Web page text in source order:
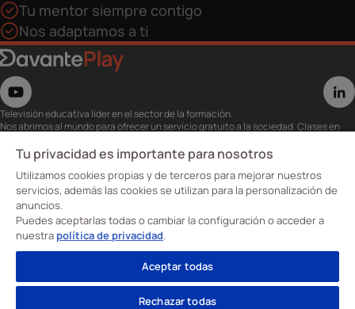
Tu mentor siempre contigo
Nos adaptamos a ti
Televisión educativa líder en el sector de la formación.
Nos abrimos al mundo para ofrecer un servicio gratuito a la sociedad. Clases en
eventos, masterclass y recursos para estudiantes…
Utiliza esta plataforma para tu formación ya seas opositor o estés formándote
para conseguir o mejorar tu empleo.
Te invitamos a conocer nuestro contenido a la carta para ver cuándo y dónde
quieras.
Davante Play. #FormaciónEnAbierto
Oposiciones
Formación profesional
Tu privacidad es importante para nosotros
Utilizamos cookies propias y de terceros para mejorar nuestros
servicios, además las cookies se utilizan para la personalización de
anuncios.
Puedes aceptarlas todas o cambiar la configuración o acceder a
nuestra política de privacidad.
Aceptar todas
Rechazar todas